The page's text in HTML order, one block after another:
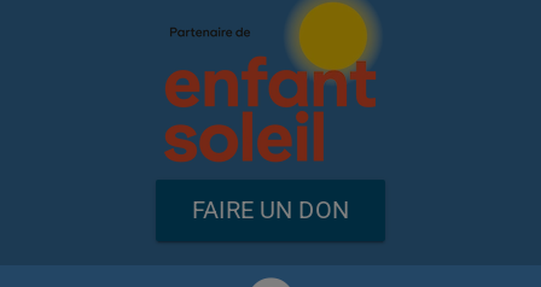
FAIRE UN DON